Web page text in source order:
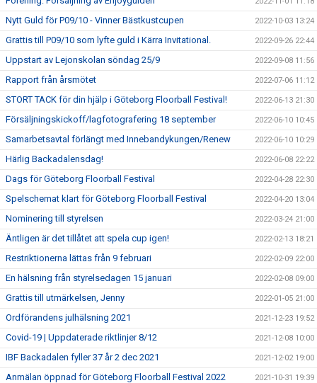
Nytt Guld för P09/10 - Vinner Bästkustcupen 2022-10-03 13:24
Grattis till P09/10 som lyfte guld i Kärra Invitational. 2022-09-26 22:44
Uppstart av Lejonskolan söndag 25/9 2022-09-08 11:56
Rapport från årsmötet 2022-07-06 11:12
STORT TACK för din hjälp i Göteborg Floorball Festival! 2022-06-13 21:30
Försäljningskickoff/lagfotografering 18 september 2022-06-10 10:45
Samarbetsavtal förlängt med Innebandykungen/Renew 2022-06-10 10:29
Härlig Backadalensdag! 2022-06-08 22:22
Dags för Göteborg Floorball Festival 2022-04-28 22:30
Spelschemat klart för Göteborg Floorball Festival 2022-04-20 13:04
Nominering till styrelsen 2022-03-24 21:00
Äntligen är det tillåtet att spela cup igen! 2022-02-13 18:21
Restriktionerna lättas från 9 februari 2022-02-09 22:00
En hälsning från styrelsedagen 15 januari 2022-02-08 09:00
Grattis till utmärkelsen, Jenny 2022-01-05 21:00
Ordförandens julhälsning 2021 2021-12-23 19:52
Covid-19 | Uppdaterade riktlinjer 8/12 2021-12-08 10:00
IBF Backadalen fyller 37 år 2 dec 2021 2021-12-02 19:00
Anmälan öppnad för Göteborg Floorball Festival 2022 2021-10-31 19:39